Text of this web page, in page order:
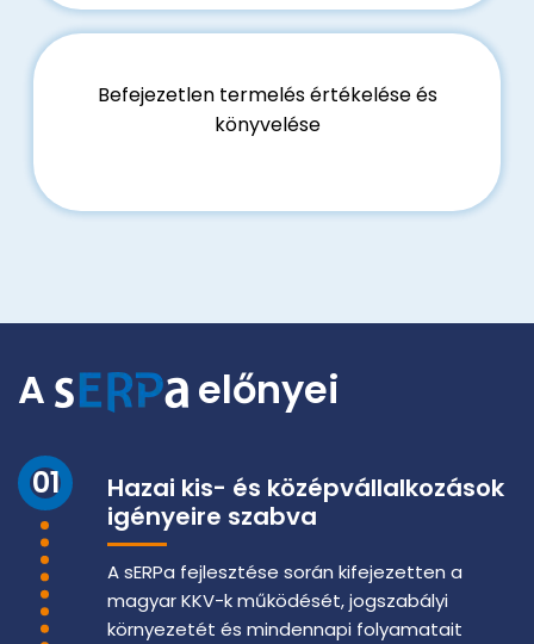
Befejezetlen termelés értékelése és
könyvelése
A előnyei
01
Hazai kis- és középvállalkozások
igényeire szabva
A sERPa fejlesztése során kifejezetten a
magyar KKV-k működését, jogszabályi
környezetét és mindennapi folyamatait